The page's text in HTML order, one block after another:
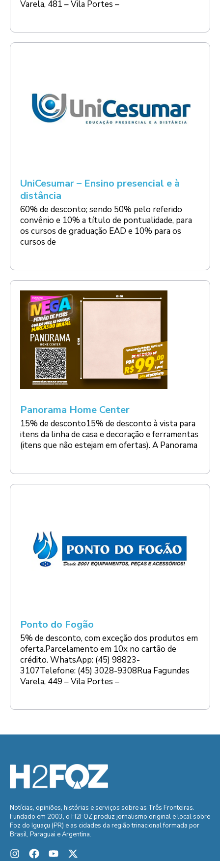
Varela, 481 – Vila Portes –
UniCesumar – Ensino presencial e à
distância
60% de desconto; sendo 50% pelo referido
convênio e 10% a título de pontualidade, para
os cursos de graduação EAD e 10% para os
cursos de
Panorama Home Center
15% de desconto15% de desconto à vista para
itens da linha de casa e decoração e ferramentas
(itens que não estejam em ofertas). A Panorama
Ponto do Fogão
5% de desconto, com exceção dos produtos em
oferta.Parcelamento em 10x no cartão de
crédito. WhatsApp: (45) 98823-
3107Telefone: (45) 3028-9308Rua Fagundes
Varela, 449 – Vila Portes –
Notícias, opiniões, histórias e serviços sobre as Três Fronteiras.
Fundado em 2003, o H2FOZ produz jornalismo original e local sobre
Foz do Iguaçu (PR) e as cidades da região trinacional formada por
Brasil, Paraguai e Argentina.